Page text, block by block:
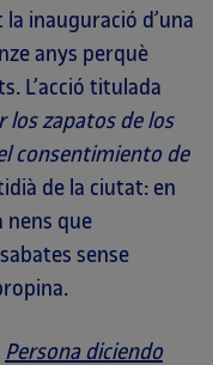
inauguració d’una
anys perquè
L’acció titulada
los zapatos de los
consentimiento de
de la ciutat: en
nens que
sense
Persona diciendo